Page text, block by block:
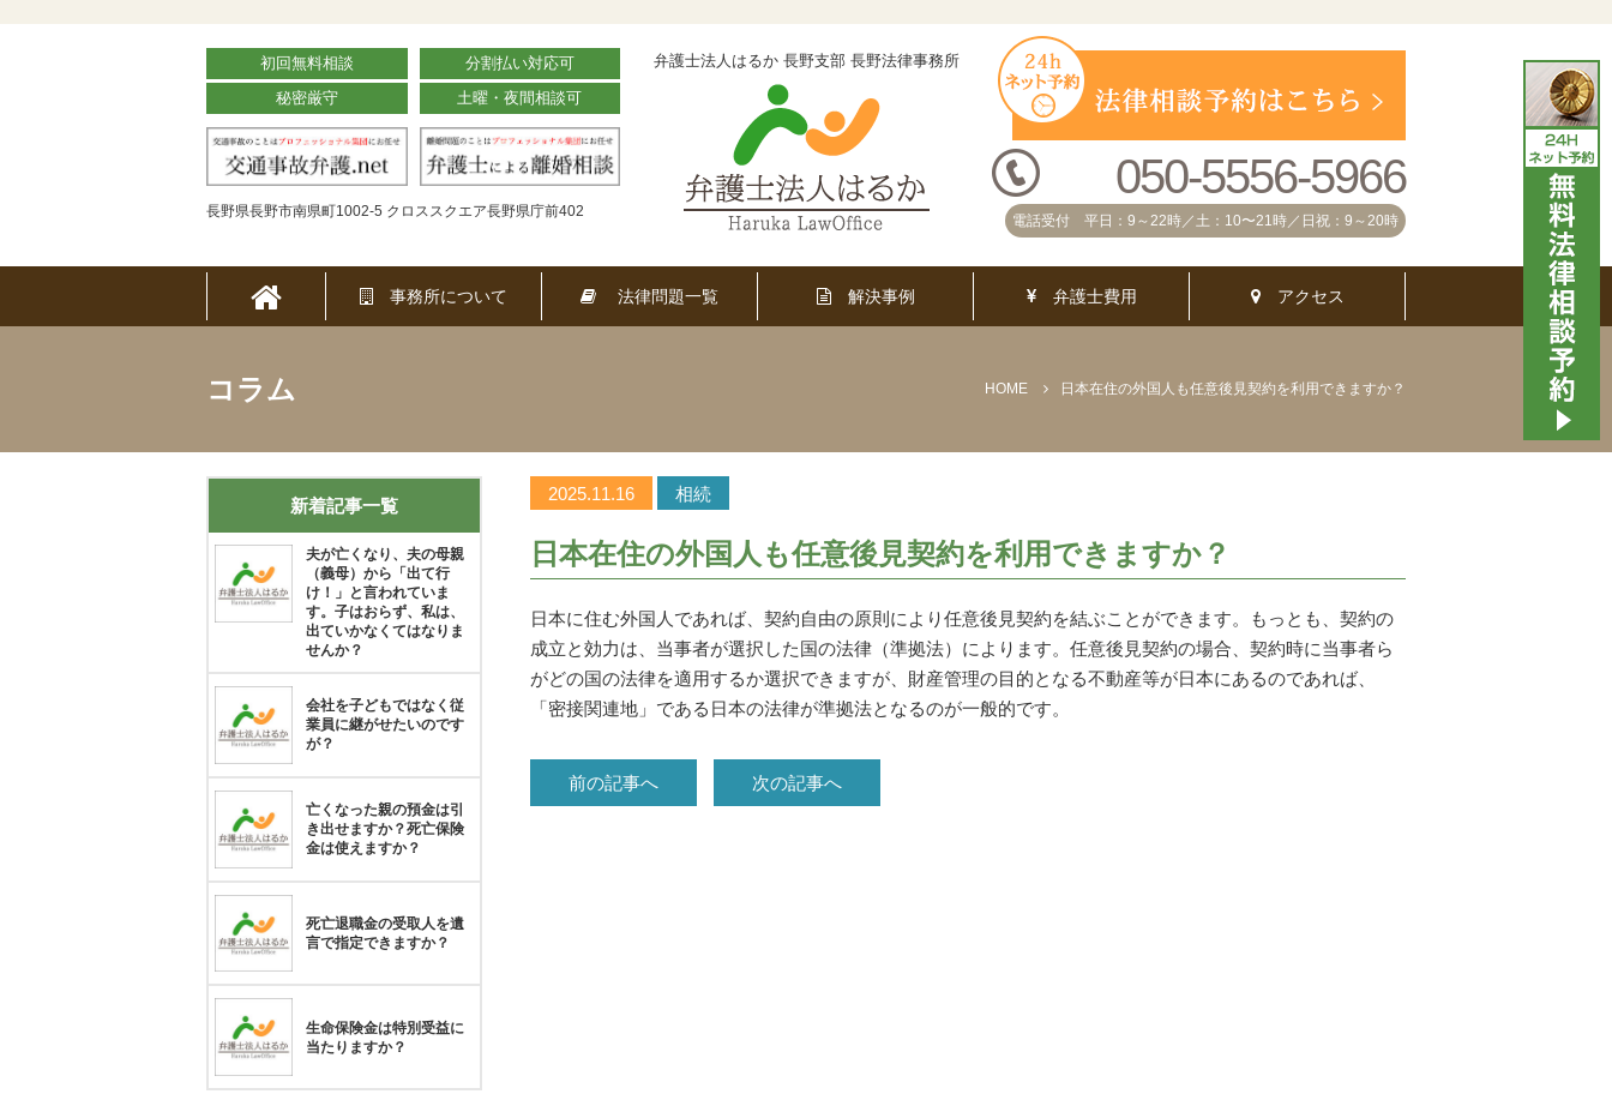
初回無料相談
分割払い対応可
秘密厳守
土曜・夜間相談可
長野県長野市南県町1002-5 クロススクエア長野県庁前402
弁護士法人はるか 長野支部 長野法律事務所
050-5556-5966
電話受付 平日：9～22時／土：10〜21時／日祝：9～20時
事務所について 法律問題一覧 解決事例 弁護士費用 アクセス
コラム HOME 日本在住の外国人も任意後見契約を利用できますか？
2025.11.16 相続
日本在住の外国人も任意後見契約を利用できますか？
日本に住む外国人であれば、契約自由の原則により任意後見契約を結ぶことができます。もっとも、契約の
成立と効力は、当事者が選択した国の法律（準拠法）によります。任意後見契約の場合、契約時に当事者ら
がどの国の法律を適用するか選択できますが、財産管理の目的となる不動産等が日本にあるのであれば、
「密接関連地」である日本の法律が準拠法となるのが一般的です。
前の記事へ 次の記事へ
新着記事一覧
夫が亡くなり、夫の母親
（義母）から「出て行
け！」と言われていま
す。子はおらず、私は、
出ていかなくてはなりま
せんか？
会社を子どもではなく従
業員に継がせたいのです
が？
亡くなった親の預金は引
き出せますか？死亡保険
金は使えますか？
死亡退職金の受取人を遺
言で指定できますか？
生命保険金は特別受益に
当たりますか？